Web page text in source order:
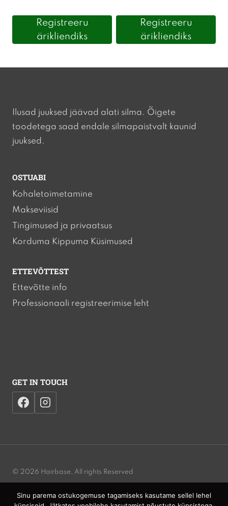
Registreeru
ärikliendiks
Registreeru
ärikliendiks
Ilusad juuksed jäävad alati silma. Õigete
toodetega saad endale silmapaistvalt kaunid
juuksed.
OSTUABI
Kohaletoimetamine
Makseviisid
Tingimused ja privaatsus
Korduma Kippuma Küsimused
ETTEVÕTTEST
Ettevõtte info
Professionaali registreerimise leht
GET IN TOUCH
© 2026 Hairbase, All rights Reserved
Privacy Policy | Cookies Policy | Terms and Conditions | Website
Sinu parema ostukogemuse tagamiseks kasutame sellel lehel